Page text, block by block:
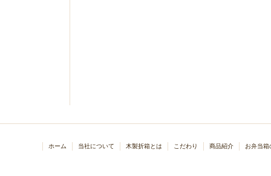
ホーム 当社について 木製折箱とは こだわり 商品紹介 お弁当箱